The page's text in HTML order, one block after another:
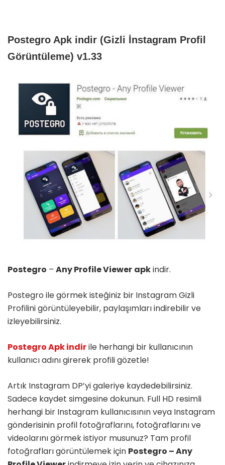
Postegro Apk indir (Gizli İnstagram Profil
Görüntüleme) v1.33
Postegro – Any Profile Viewer apkindir.
Postegro ile görmek isteğiniz bir Instagram Gizli
Profilini görüntüleyebilir, paylaşımları indirebilir ve
izleyebilirsiniz.
Postegro Apk indirile herhangi bir kullanıcının
kullanıcı adını girerek profili gözetle!
Artık Instagram DP’yi galeriye kaydedebilirsiniz.
Sadece kaydet simgesine dokunun. Full HD resimli
herhangi bir Instagram kullanıcısının veya Instagram
gönderisinin profil fotoğraflarını, fotoğraflarını ve
videolarını görmek istiyor musunuz? Tam profil
fotoğrafları görüntülemek için Postegro – Any